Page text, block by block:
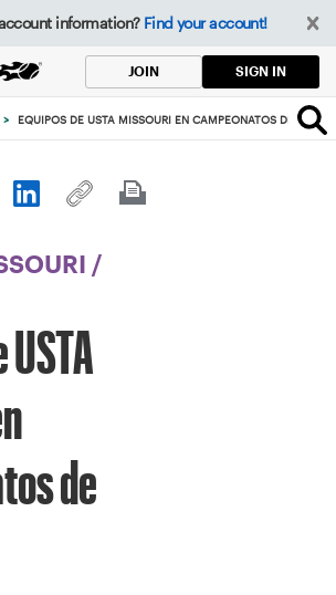
information? Find your account!
JOIN SIGN IN
> EQUIPOS DE USTA MISSOURI EN CAMPEONATOS DE
/
USTA
de